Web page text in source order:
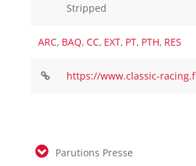
Stripped
ARC, BAQ, CC, EXT, PT, PTH, RES
https://www.classic-
Parutions Presse